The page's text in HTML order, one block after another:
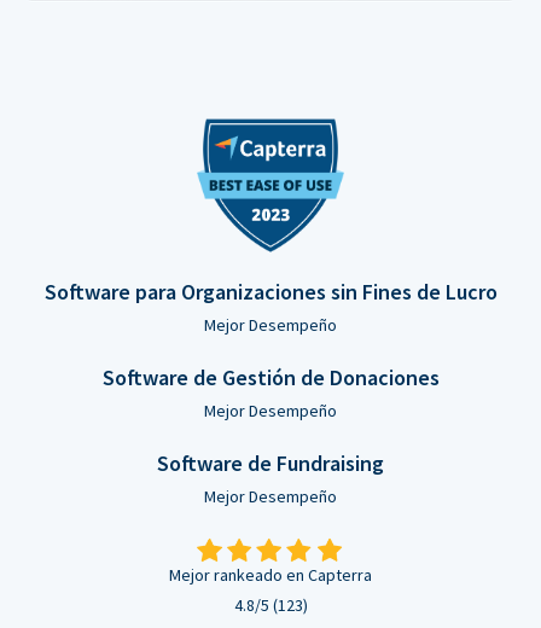
Software para Organizaciones sin Fines de Lucro
Mejor Desempeño
Software de Gestión de Donaciones
Mejor Desempeño
Software de Fundraising
Mejor Desempeño
Mejor rankeado en Capterra
4.8/5 (123)